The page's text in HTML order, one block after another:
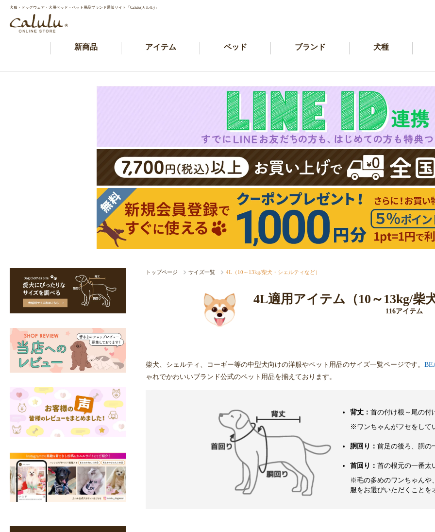
犬服・ドッグウェア・犬用ベッド・ペット用品ブランド通販サイト「Calulu(カルル)」
新商品 アイテム ベッド ブランド 犬種
トップページ サイズ一覧 4L（10～13kg/柴犬・シェルティなど）
4L適用アイテム（10～13kg/柴
116アイテム
柴犬、シェルティ、コーギー等の中型犬向けの洋服やペット用品のサイズ一覧ページです。
ゃれでかわいいブランド公式のペット用品を揃えております。
背丈： 首の付け根～尾の付
※ワンちゃんがフセをして
胴回り： 前足の後ろ、胴の
首回り： 首の根元の一番太
※毛の多めのワンちゃんや
服をお選びいただくことを